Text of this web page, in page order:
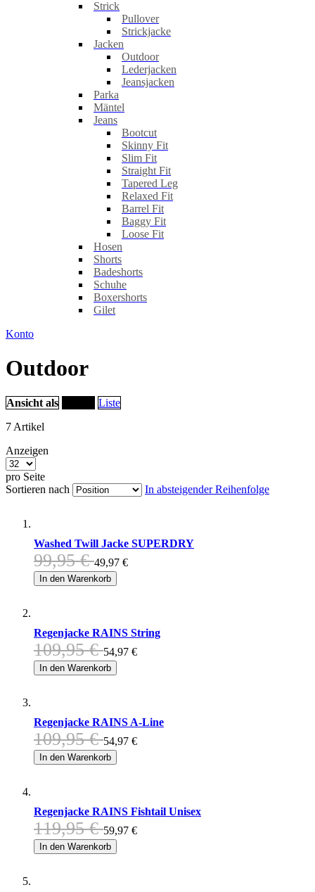
Strick
Pullover
Strickjacke
Jacken
Outdoor
Lederjacken
Jeansjacken
Parka
Mäntel
Jeans
Bootcut
Skinny Fit
Slim Fit
Straight Fit
Tapered Leg
Relaxed Fit
Barrel Fit
Baggy Fit
Loose Fit
Hosen
Shorts
Badeshorts
Schuhe
Boxershorts
Gilet
Konto
Outdoor
Ansicht als
Liste
7 Artikel
Anzeigen
pro Seite
Sortieren nach
In absteigender Reihenfolge
Washed Twill Jacke SUPERDRY
99,95 € 49,97 €
In den Warenkorb
Regenjacke RAINS String
109,95 € 54,97 €
In den Warenkorb
Regenjacke RAINS A-Line
109,95 € 54,97 €
In den Warenkorb
Regenjacke RAINS Fishtail Unisex
119,95 € 59,97 €
In den Warenkorb